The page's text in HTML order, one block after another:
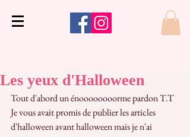
Les yeux d'Halloween
Tout d'abord un énoooooooorme pardon T.T
Je vous avait promis de publier les articles
d'halloween avant halloween mais je n'ai